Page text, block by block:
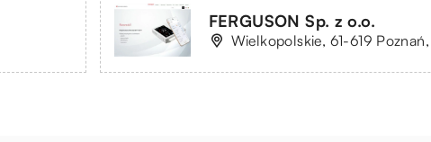
FERGUSON Sp. z o.o.
Wielkopolskie, 61-619